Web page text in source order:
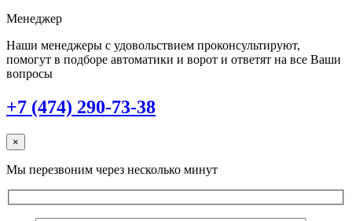
Менеджер
Наши менеджеры с удовольствием проконсультируют,
помогут в подборе автоматики и ворот и ответят на все Ваши
вопросы
+7 (474) 290-73-38
×
Мы перезвоним через несколько минут